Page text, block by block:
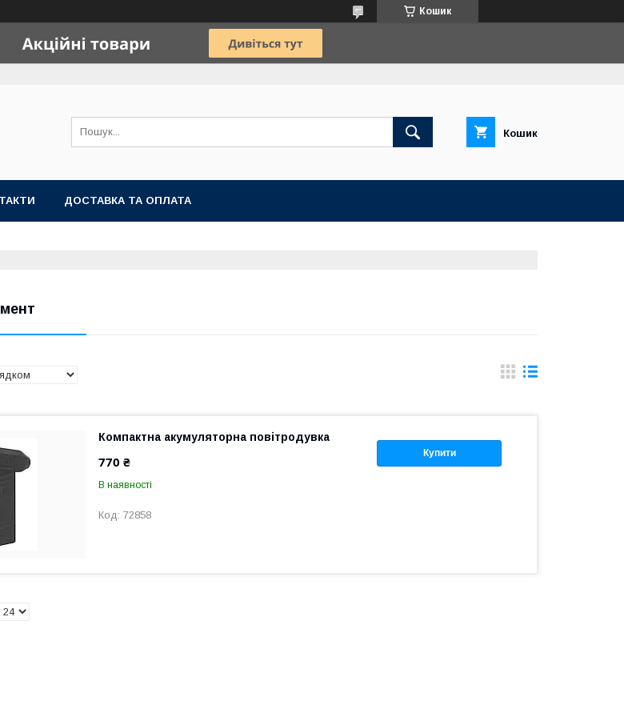
Кошик
Кошик
ДОСТАВКА ТА ОПЛАТА
Купити
Компактна акумуляторна повітродувка
770 ₴
В наявності
72858